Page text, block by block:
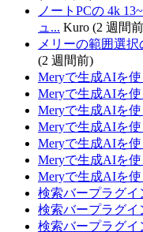
ノートPCの 4k
ュ... Kuro (2 週間
メリーの範囲選
(2 週間前)
Meryで生成AIを
Meryで生成AIを
Meryで生成AIを
Meryで生成AIを
Meryで生成AIを
Meryで生成AIを
Meryで生成AIを
検索バープラグイ
検索バープラグイ
検索バープラグイ